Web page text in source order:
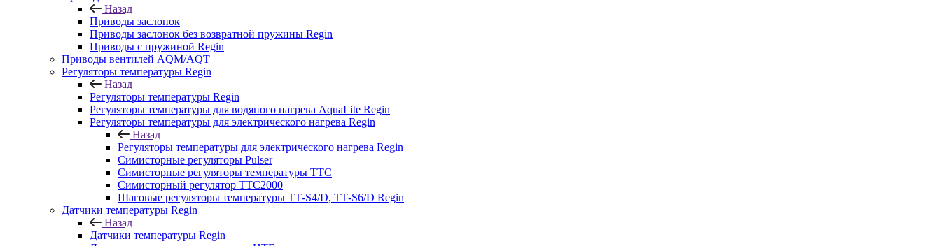
Назад
Приводы заслонок
Приводы заслонок без возвратной пружины Regin
Приводы с пружиной Regin
Приводы вентилей AQM/AQT
Регуляторы температуры Regin
Назад
Регуляторы температуры Regin
Регуляторы температуры для водяного нагрева AquaLite Regin
Регуляторы температуры для электрического нагрева Regin
Назад
Регуляторы температуры для электрического нагрева Regin
Симисторные регуляторы Pulser
Симисторные регуляторы температуры TTC
Симисторный регулятор TTC2000
Шаговые регуляторы температуры ТТ-S4/D, ТТ-S6/D Regin
Датчики температуры Regin
Назад
Датчики температуры Regin